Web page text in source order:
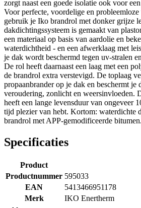
zorgt naast een goede isolatie ook voor
Voor perfecte, voordelige en
gebruik je Iko brandrol met donker grijze
dakdichtingssysteem is gemaakt van
een materiaal op basis van aardolie en
waterdichtheid - en een afwerklaag met
je dak wordt beschermd tegen uv-stralen
De rol heeft daarnaast een laag met een
de brandrol extra verstevigd. De toplaag
propaanbrander op je dak en beschermt je
veroudering, zonlicht en weersinvloeden.
heeft een lange levensduur van ongeveer
tijd plezier van hebt. Kortom: waterdichte
brandrol met APP-gemodificeerde bitumen.
Specificaties
Product
Productnummer 595033
EAN
5413466951178
Merk
IKO Enertherm